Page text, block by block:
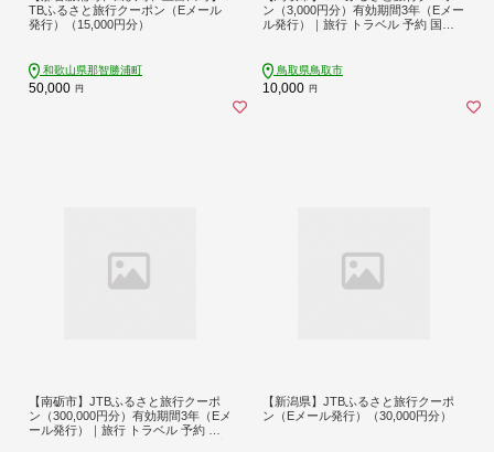
TBふるさと旅行クーポン（Eメール
発行）（15,000円分）
和歌山県那智勝浦町
50,000 円
ン（3,000円分）有効期間3年（Eメー
ル発行）｜旅行 トラベル 予約 国内
ト 子供 子連れ カップル 家族 人気 お
すすめ 旅行クーポン 店頭 オンライ
ン ネット予約 電話 有効期間3年
鳥取県鳥取市
10,000 円
【南砺市】JTBふるさと旅行クーポ
ン（300,000円分）有効期間3年（Eメ
ール発行）｜旅行 トラベル 予約 国
【新潟県】JTBふるさと旅行クーポ
ン（Eメール発行）（30,000円分）